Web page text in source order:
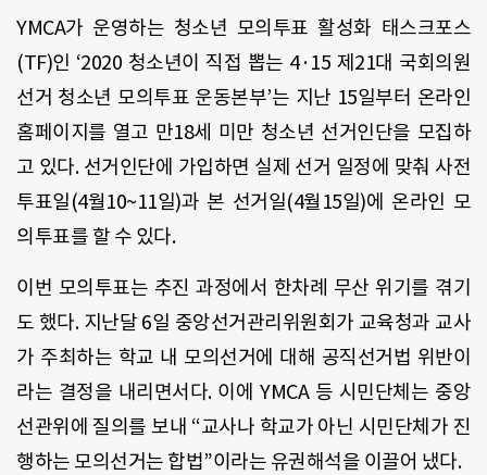
YMCA가 운영하는 청소년 모의투표 활성화 태스크포스
(TF)인 ‘2020 청소년이 직접 뽑는 4·15 제 21대 국회의원
선거 청소년 모의투표 운동본부’는 지난 15일부터 온라인
홈페이지를 열고 만18세 미만 청소년 선거인단을 모집하
고 있다. 선거인단에 가입하면 실제 선거 일정에 맞춰 사전
투표일(4월10~11일)과 본 선거일(4월 15일)에 온라인 모
의투표를 할 수 있다.
이번 모의투표는 추진 과정에서 한차례 무산 위기를 겪기
도 했다. 지난달 6일 중앙선거관리위원회가 교육청과 교사
가 주최하는 학교 내 모의선거에 대해 공직선거법 위반이
라는 결정을 내리면서다. 이에 YMCA 등 시민단체는 중앙
선관위에 질의를 보내 “교사나 학교가 아닌 시민단체가 진
행하는 모의선거는 합법”이라는 유권해석을 이끌어 냈다.